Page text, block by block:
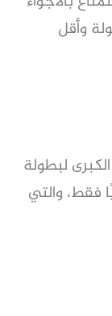
وأقل
لبطولة
إماراتيًا فقط، والتي